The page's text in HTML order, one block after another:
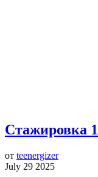
Стажировка
от teenergizer
July 29 2025